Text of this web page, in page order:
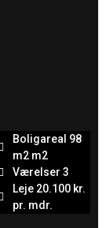
Boligareal 98
m2 m2
Værelser 3
Leje 20.100 kr.
pr. mdr.